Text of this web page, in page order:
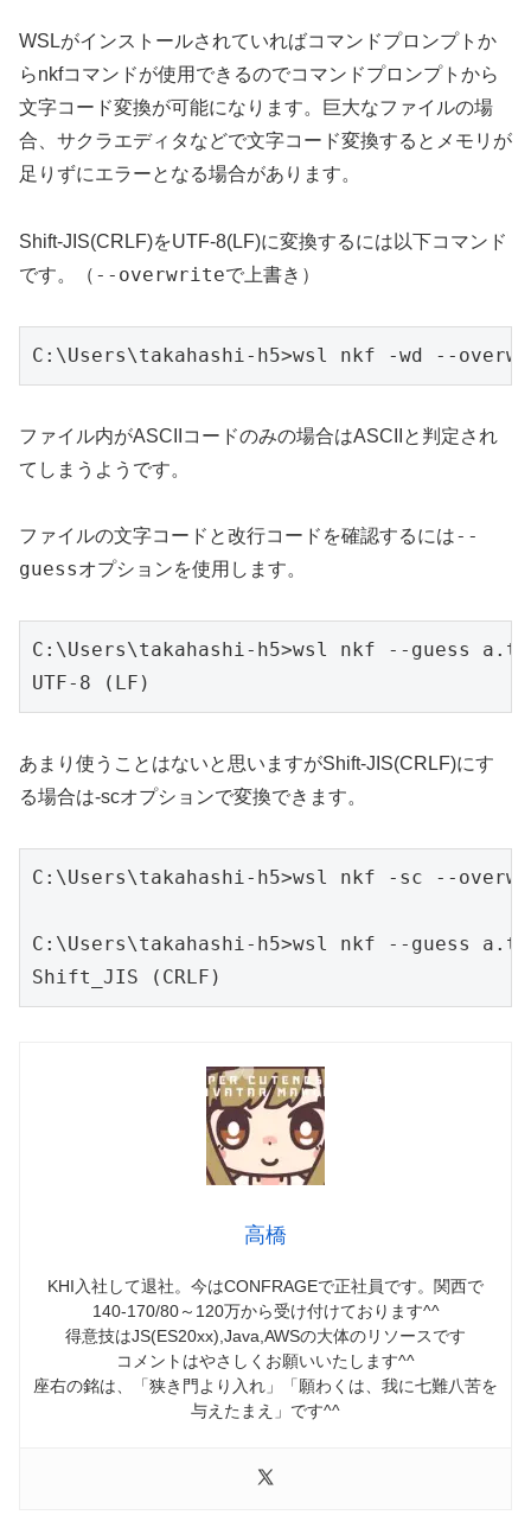
WSLがインストールされていればコマンドプロンプトか
らnkfコマンドが使用できるのでコマンドプロンプトから
文字コード変換が可能になります。巨大なファイルの場
合、サクラエディタなどで文字コード変換するとメモリが
足りずにエラーとなる場合があります。
Shift-JIS(CRLF)をUTF-8(LF)に変換するには以下コマンド
です。（ --overwriteで上書き）
C:\Users\takahashi-h5>wsl nkf -wd --
ファイル内がASCIIコードのみの場合はASCIIと判定され
てしまうようです。
ファイルの文字コードと改行コードを確認するには--
guessオプションを使用します。
C:\Users\takahashi-h5>wsl nkf --guess
UTF-8 (LF)
あまり使うことはないと思いますがShift-JIS(CRLF)にす
る場合は-scオプションで変換できます。
C:\Users\takahashi-h5>wsl nkf -sc --
C:\Users\takahashi-h5>wsl nkf --guess
Shift_JIS (CRLF)
高橋
KHI入社して退社。今はCONFRAGEで正社員です。関西で
140-170/80～120万から受け付けております^^
得意技はJS(ES20xx),Java,AWSの大体のリソースです
コメントはやさしくお願いいたします^^
座右の銘は、「狭き門より入れ」「願わくは、我に七難八苦を
与えたまえ」です^^